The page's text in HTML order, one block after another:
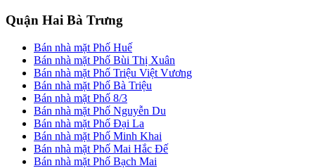
Quận Hai Bà Trưng
Bán nhà mặt Phố Huế
Bán nhà mặt Phố Bùi Thị Xuân
Bán nhà mặt Phố Triệu Việt Vương
Bán nhà mặt Phố Bà Triệu
Bán nhà mặt Phố 8/3
Bán nhà mặt Phố Nguyễn Du
Bán nhà mặt Phố Đại La
Bán nhà mặt Phố Minh Khai
Bán nhà mặt Phố Mai Hắc Đế
Bán nhà mặt Phố Bạch Mai